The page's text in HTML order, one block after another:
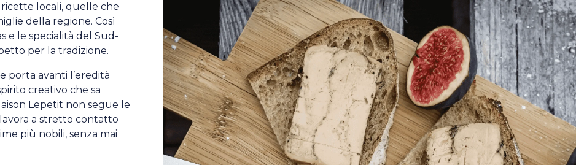
ricette locali, quelle che
della regione. Così
e le specialità del Sud-
per la tradizione.
porta avanti l’eredità
creativo che sa
Lepetit non segue le
a stretto contatto
più nobili, senza mai